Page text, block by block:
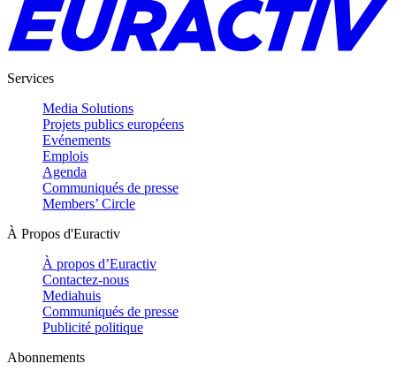
Services
Media Solutions
Projets publics européens
Evénements
Emplois
Agenda
Communiqués de presse
Members’ Circle
À Propos d'Euractiv
À propos d’Euractiv
Contactez-nous
Mediahuis
Communiqués de presse
Publicité politique
Abonnements